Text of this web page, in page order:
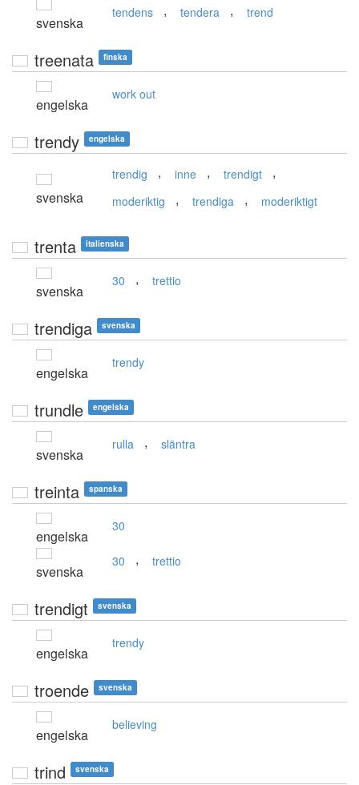
svenska
tendens , tendera , trend
treenata finska
engelska
work out
trendy engelska
svenska
trendig , inne , trendigt ,
moderiktig , trendiga , moderiktigt
trenta italienska
svenska
30 , trettio
trendiga svenska
engelska
trendy
trundle engelska
svenska
rulla , släntra
treinta spanska
engelska
30
svenska
30 , trettio
trendigt svenska
engelska
trendy
troende svenska
engelska
believing
trind svenska